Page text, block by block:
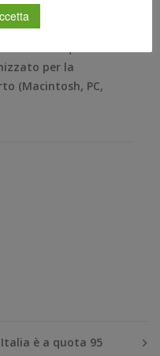
online il nuovo sito
rinnovato sia nella
per la
(Macintosh, PC,
è a quota 95